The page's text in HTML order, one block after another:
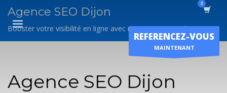
l'exécution de la prestation
Horaire d'ouverture
REFERENCEZ-VOUS
MAINTENANT
Agence SEO Dijon
Booster votre visibilité en ligne avec nos experts SEO à Dijon.
Agence SEO Dijon